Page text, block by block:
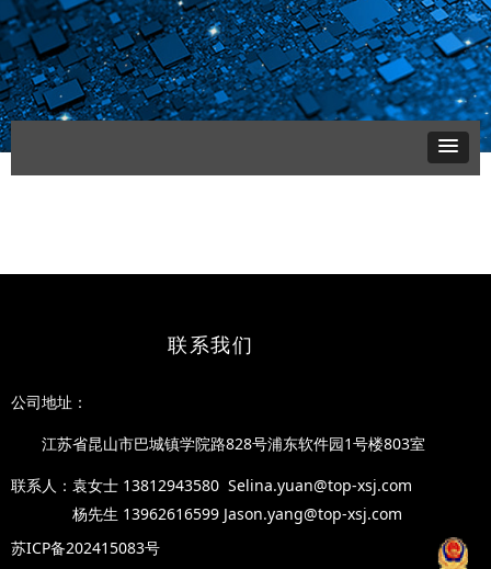
联系我们
公司地址 ：
江苏省昆山市巴城镇学院路828号浦东软件园1号楼803室
联系人：袁女士 13812943580 Selina.yuan@top-xsj.com
杨先生 13962616599 Jason.yang@top-xsj.com
苏ICP备202415083号